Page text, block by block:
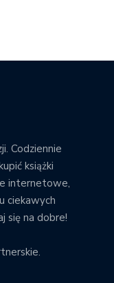
Codziennie
książki
internetowe,
ciekawych
się na dobre!